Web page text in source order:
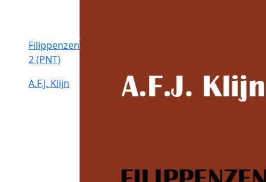
Filippenzen
2 (PNT)
A.F.J. Klijn